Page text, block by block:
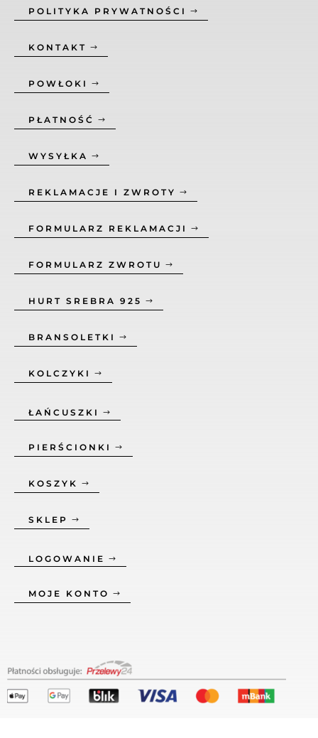
POLITYKA PRYWATNOŚCI
KONTAKT
POWŁOKI
PŁATNOŚĆ
WYSYŁKA
REKLAMACJE I ZWROTY
FORMULARZ REKLAMACJI
FORMULARZ ZWROTU
HURT SREBRA 925
BRANSOLETKI
KOLCZYKI
ŁAŃCUSZKI
PIERŚCIONKI
KOSZYK
SKLEP
LOGOWANIE
MOJE KONTO